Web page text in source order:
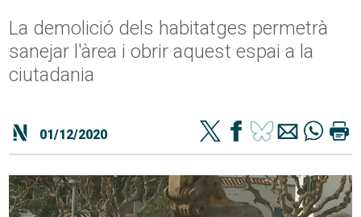
La demolició dels habitatges permetrà
sanejar l'àrea i obrir aquest espai a la
ciutadania
01/12/2020